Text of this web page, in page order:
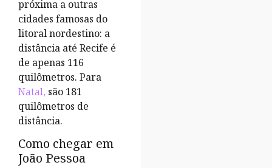
próxima a outras
cidades famosas do
litoral nordestino: a
distância até Recife é
de apenas 116
quilômetros. Para
Natal, são 181
quilômetros de
distância.
Como chegar em
João Pessoa